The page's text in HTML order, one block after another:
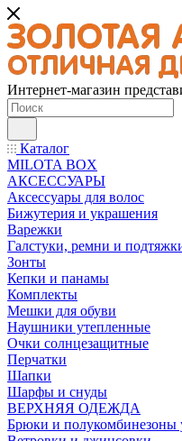
Интернет-магазин
Каталог
MILOTA BOX
АКСЕССУАРЫ
Аксессуары для волос
Бижутерия и украшения
Варежки
Галстуки, ремни и
Зонты
Кепки и панамы
Комплекты
Мешки для обуви
Наушники утепленные
Очки солнцезащитные
Перчатки
Шапки
Шарфы и снуды
ВЕРХНЯЯ ОДЕЖДА
Брюки и полукомбинезоны